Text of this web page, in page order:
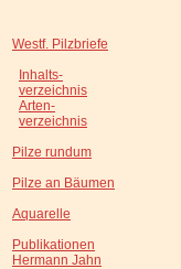
Westf. Pilzbriefe
Inhalts-
verzeichnis
Arten-
verzeichnis
Pilze rundum
Pilze an Bäumen
Aquarelle
Publikationen
Hermann Jahn